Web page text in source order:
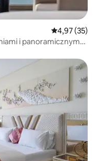
Średnia
4,97 (35)
i panoramicznym